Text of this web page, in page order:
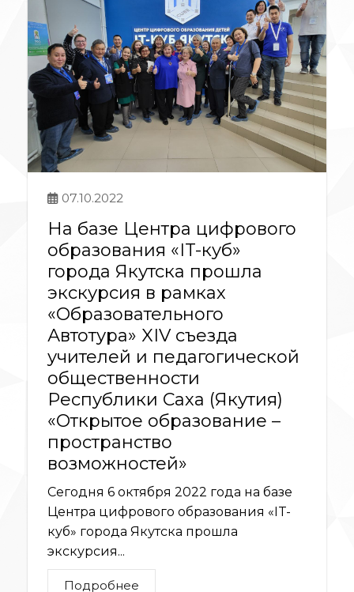
07.10.2022
На базе Центра цифрового
образования «IT-куб»
города Якутска прошла
экскурсия в рамках
«Образовательного
Автотура» XIV съезда
учителей и педагогической
общественности
Республики Саха (Якутия)
«Открытое образование –
пространство
возможностей»
Сегодня 6 октября 2022 года на базе
Центра цифрового образования «IT-
куб» города Якутска прошла
экскурсия...
Подробнее